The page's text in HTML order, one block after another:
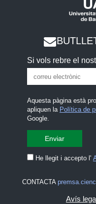
Si vols rebre el
Aquesta pàgina està
apliquen la Política de
Google.
He llegit i accepto l'
CONTACTA
Avís